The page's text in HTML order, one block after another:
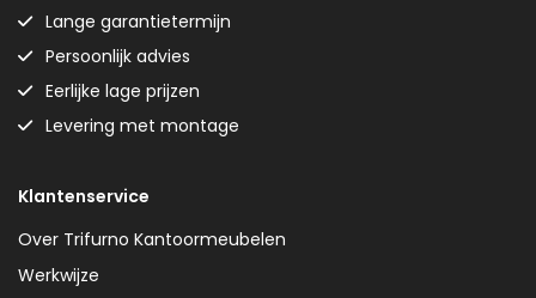
Lange garantietermijn
Persoonlijk advies
Eerlijke lage prijzen
Levering met montage
Klantenservice
Over Trifurno Kantoormeubelen
Werkwijze